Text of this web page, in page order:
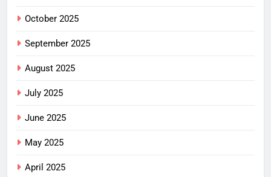
October 2025
September 2025
August 2025
July 2025
June 2025
May 2025
April 2025